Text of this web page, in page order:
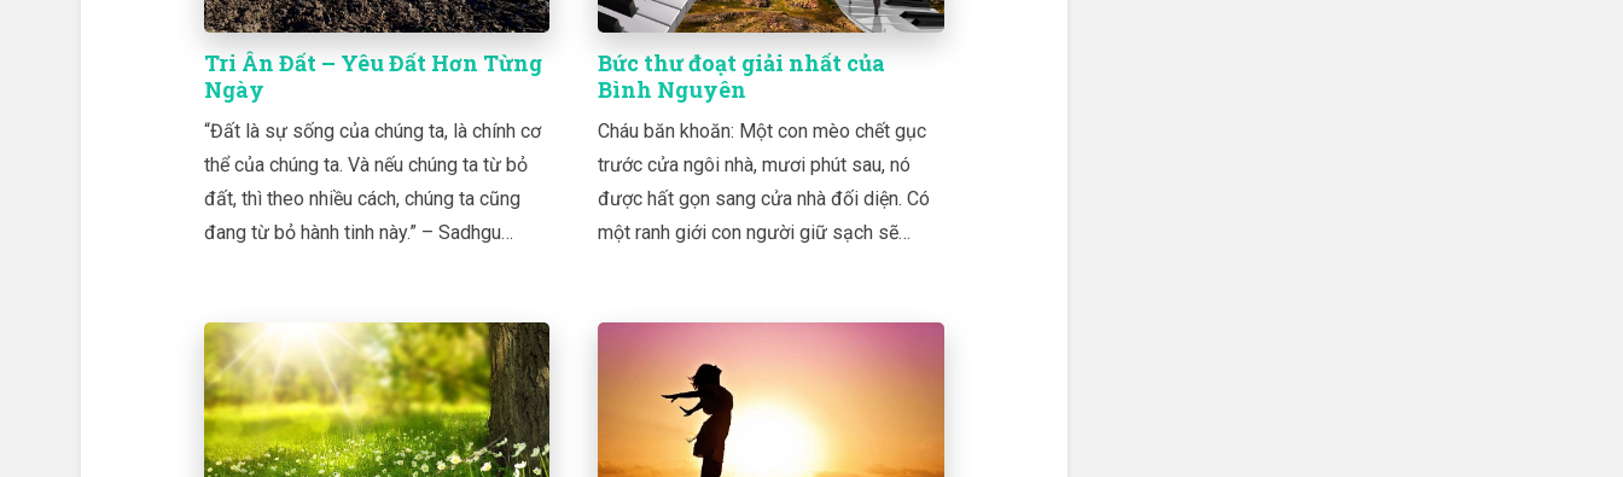
Tri Ân Đất – Yêu Đất Hơn Từng
Ngày
“Đất là sự sống của chúng ta, là chính cơ
thể của chúng ta. Và nếu chúng ta từ bỏ
đất, thì theo nhiều cách, chúng ta cũng
đang từ bỏ hành tinh này.” – Sadhgu…
Bức thư đoạt giải nhất của
Bình Nguyên
Cháu băn khoăn: Một con mèo chết gục
trước cửa ngôi nhà, mươi phút sau, nó
được hất gọn sang cửa nhà đối diện. Có
một ranh giới con người giữ sạch sẽ…